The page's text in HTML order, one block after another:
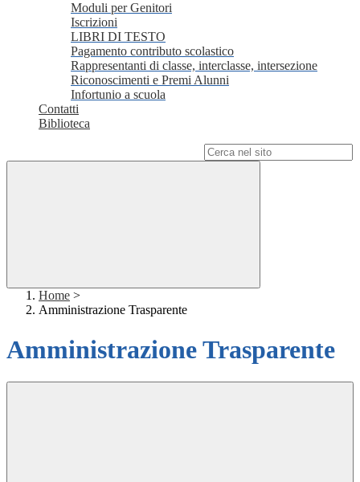
Moduli per Genitori
Iscrizioni
LIBRI DI TESTO
Pagamento contributo scolastico
Rappresentanti di classe, interclasse, intersezione
Riconoscimenti e Premi Alunni
Infortunio a scuola
Contatti
Biblioteca
Home >
Amministrazione Trasparente
Amministrazione Trasparente